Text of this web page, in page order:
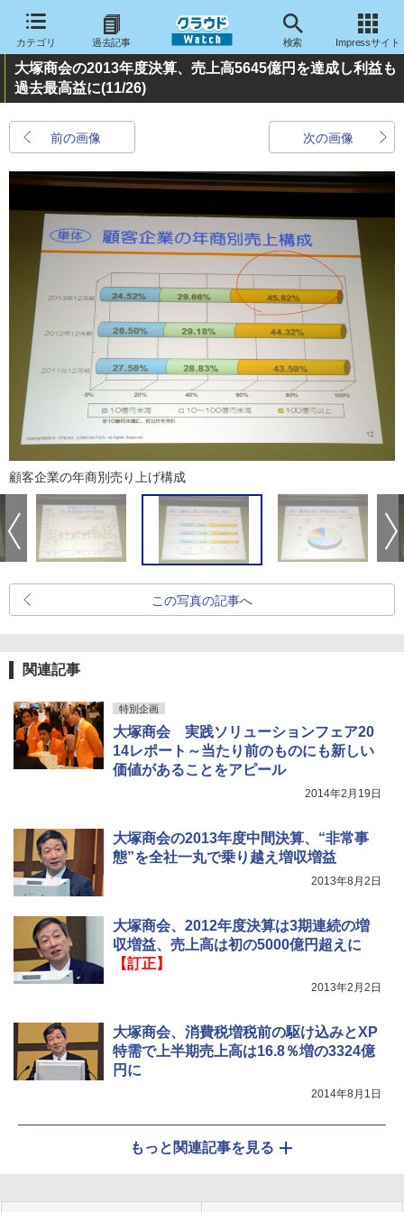
カテゴリ 過去記事 検索 Impressサイト
大塚商会の2013年度決算、売上高5645億円を達成し利益も
過去最高益に(11/26)
前の画像 次の画像
顧客企業の年商別売り上げ構成
この写真の記事へ
関連記事
特別企画
大塚商会 実践ソリューションフェア20
14レポート～当たり前のものにも新しい
価値があることをアピール
2014年2月19日
大塚商会の2013年度中間決算、“非常事
態”を全社一丸で乗り越え増収増益
2013年8月2日
大塚商会、2012年度決算は3期連続の増
収増益、売上高は初の5000億円超えに
【訂正】
2013年2月2日
大塚商会、消費税増税前の駆け込みとXP
特需で上半期売上高は16.8％増の3324億
円に
2014年8月1日
もっと関連記事を見る